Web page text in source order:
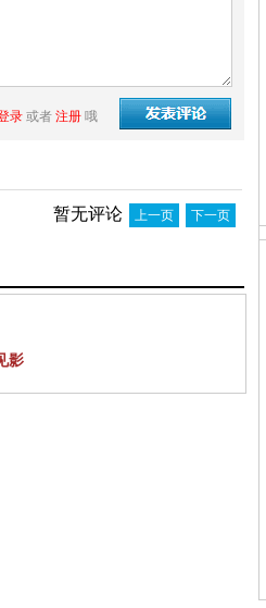
录 或者 注册 哦
暂无评论 上一页 下一页
影